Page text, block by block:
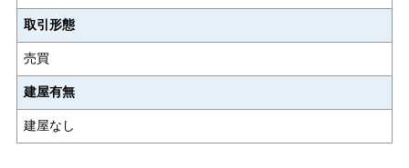
取引形態
売買
建屋有無
建屋なし